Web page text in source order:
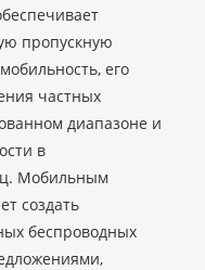
пропускную
его
частных
диапазоне и
в
Мобильным
создать
беспроводных